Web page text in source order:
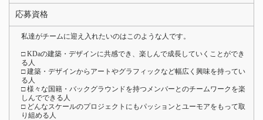
応募資格
私達がチームに迎え入れたいのはこのような人です。
□ KDaの建築・デザインに共感でき、楽しんで成長していくことができ
る人
□ 建築・デザインからアートやグラフィックなど幅広く興味を持ってい
る人
□ 様々な国籍・バックグラウンドを持つメンバーとのチームワークを楽
しんでできる人
□ どんなスケールのプロジェクトにもパッションとユーモアをもって取
り組める人